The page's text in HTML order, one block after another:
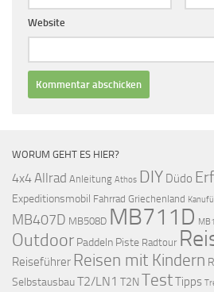
Website
WORUM GEHT ES HIER?
4x4 Allrad Anleitung Athos DIY Düdo
Expeditionsmobil Fahrrad Griechenland
MB407D MB508D MB711D
Outdoor Paddeln Piste Radtour
Reiseführer Reisen mit Kindern
SelbstausbauT2/LN1 T2N TestTipps